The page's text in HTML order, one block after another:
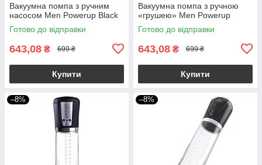
Вакуумна помпа з ручним
насосом Men Powerup Black
Готово до відправки
643,08 ₴ 699 ₴
Купити
Вакуумна помпа з ручною
«грушею» Men Powerup
Готово до відправки
643,08 ₴ 699 ₴
Купити
–8% –8%